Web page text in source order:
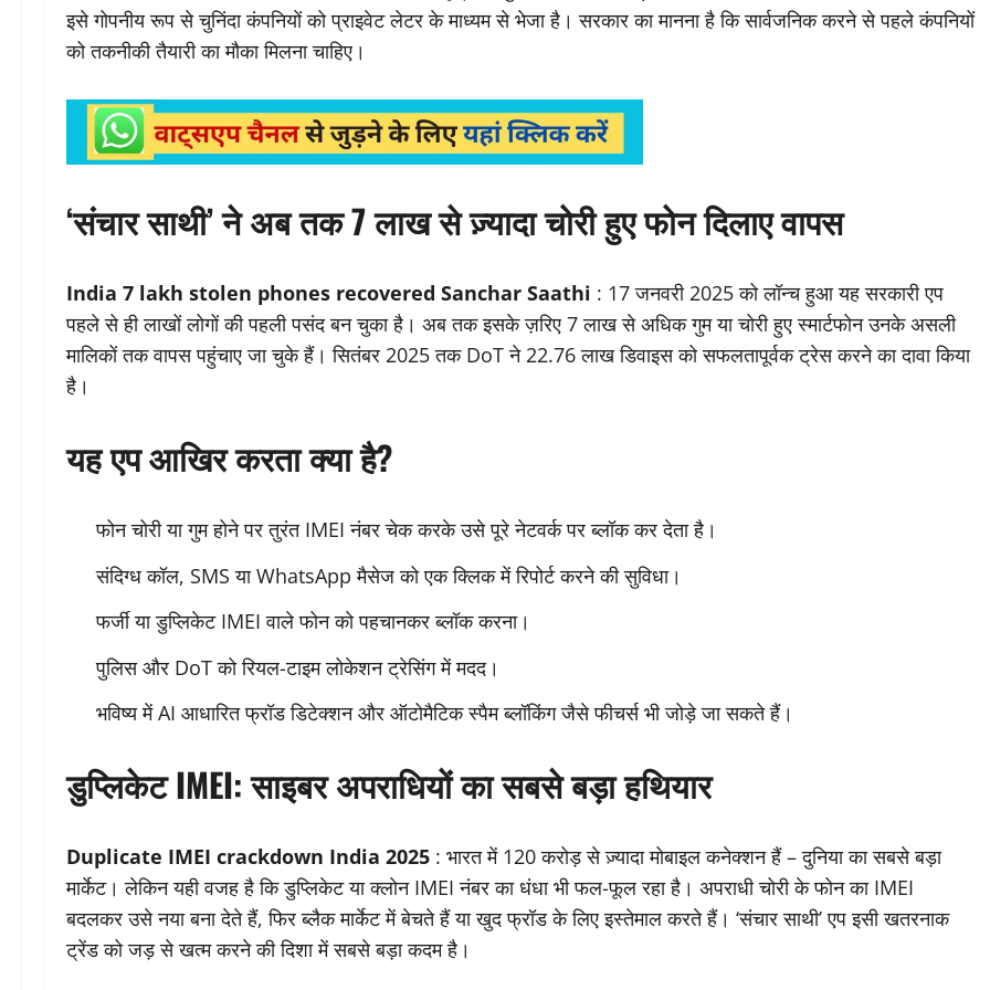
इसे गोपनीय रूप से चुनिंदा कंपनियों को प्राइवेट लेटर के माध्यम से भेजा है। सरकार का मानना है कि सार्वजनिक करने से पहले कंपनियों
को तकनीकी तैयारी का मौका मिलना चाहिए।
‘संचार साथी’ ने अब तक 7 लाख से ज़्यादा चोरी हुए फोन दिलाए वापस
India 7 lakh stolen phones recovered Sanchar Saathi : 17 जनवरी 2025 को लॉन्च हुआ यह सरकारी एप
पहले से ही लाखों लोगों की पहली पसंद बन चुका है। अब तक इसके ज़रिए 7 लाख से अधिक गुम या चोरी हुए स्मार्टफोन उनके असली
मालिकों तक वापस पहुंचाए जा चुके हैं। सितंबर 2025 तक DoT ने 22.76 लाख डिवाइस को सफलतापूर्वक ट्रेस करने का दावा किया
है।
यह एप आखिर करता क्या है?
फोन चोरी या गुम होने पर तुरंत IMEI नंबर चेक करके उसे पूरे नेटवर्क पर ब्लॉक कर देता है।
संदिग्ध कॉल, SMS या WhatsApp मैसेज को एक क्लिक में रिपोर्ट करने की सुविधा।
फर्जी या डुप्लिकेट IMEI वाले फोन को पहचानकर ब्लॉक करना।
पुलिस और DoT को रियल-टाइम लोकेशन ट्रेसिंग में मदद।
भविष्य में AI आधारित फ्रॉड डिटेक्शन और ऑटोमैटिक स्पैम ब्लॉकिंग जैसे फीचर्स भी जोड़े जा सकते हैं।
डुप्लिकेट IMEI: साइबर अपराधियों का सबसे बड़ा हथियार
Duplicate IMEI crackdown India 2025 : भारत में 120 करोड़ से ज़्यादा मोबाइल कनेक्शन हैं – दुनिया का सबसे बड़ा
मार्केट। लेकिन यही वजह है कि डुप्लिकेट या क्लोन IMEI नंबर का धंधा भी फल-फूल रहा है। अपराधी चोरी के फोन का IMEI
बदलकर उसे नया बना देते हैं, फिर ब्लैक मार्केट में बेचते हैं या खुद फ्रॉड के लिए इस्तेमाल करते हैं। ‘संचार साथी’ एप इसी खतरनाक
ट्रेंड को जड़ से खत्म करने की दिशा में सबसे बड़ा कदम है।